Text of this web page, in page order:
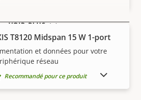
Valeur de
la
propriété
3
VOIR PLUS
T8120 Midspan 15 W 1-port
et données pour votre
réseau
Recommandé pour ce produit
PRODUITS ABANDONNÉS